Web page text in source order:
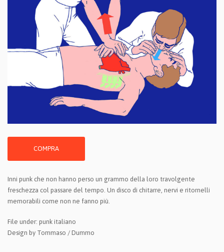
COMPRA
Inni punk che non hanno perso un grammo della loro travolgente
freschezza col passare del tempo. Un disco di chitarre, nervi e ritornelli
memorabili come non ne fanno più.
File under: punk italiano
Design by Tommaso / Dummo